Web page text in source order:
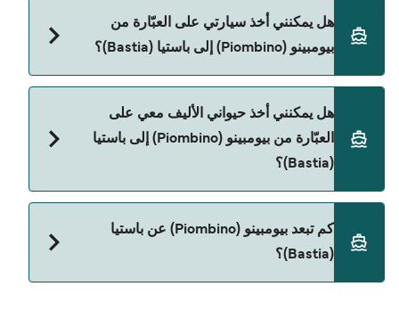
نعم، يمكنك السفر كراكب بدون سيارة من بيومبينو
(Piombino) إلى باستيا (Bastia) مع:
هل يمكنني أخذ سيارتي على العبّارة من
بيومبينو (Piombino) إلى باستيا (Bastia)؟
نعم، يمكنك السفر مع سيارتك على العبّارة من بيومبينو
Corsica Ferries
هل يمكنني أخذ حيواني الأليف معي على
العبّارة من بيومبينو (Piombino) إلى باستيا
(Bastia)؟
إلى جواز سفر للحيوان. يرجى مراجعة تعليمات شركات
العبّارات بخصوص الحيوانات. حالياً يمكنك أخذ حيواناتك
الأليفة على العبّارة مع:
كم تبعد بيومبينو (Piombino) عن باستيا
(Bastia)؟